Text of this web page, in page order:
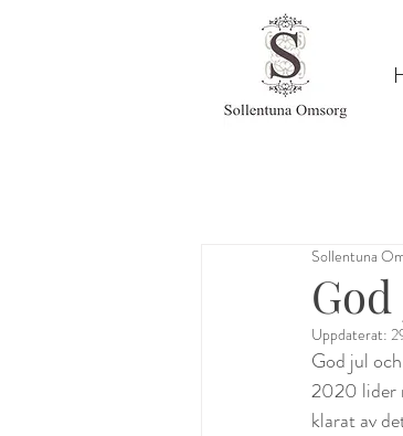
Sollentuna
Uppdaterat:
God jul
2020 lider
klarat av